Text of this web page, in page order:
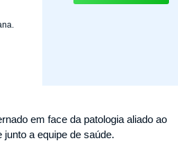
em face da patologia aliado ao
a equipe de saúde.